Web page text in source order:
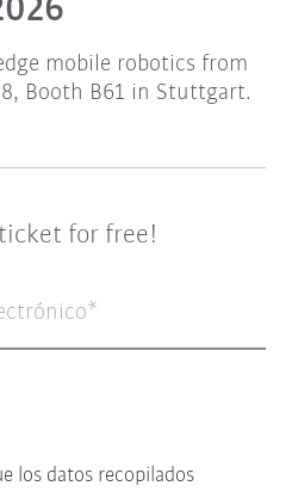
mobile robotics from
Booth B61 in Stuttgart.
for free!
los datos recopilados